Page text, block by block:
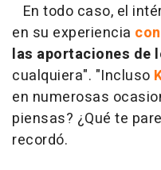
En todo caso, el
en su experiencia
las aportaciones de
cualquiera". "Incluso
en numerosas
piensas? ¿Qué te
recordó.